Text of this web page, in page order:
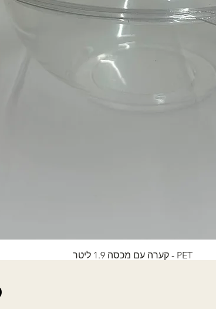
PET - קערה עם מכסה 1.9 ליטר